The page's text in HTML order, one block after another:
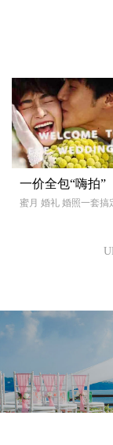
一价全包“嗨拍”
蜜月 婚礼 婚照一套搞